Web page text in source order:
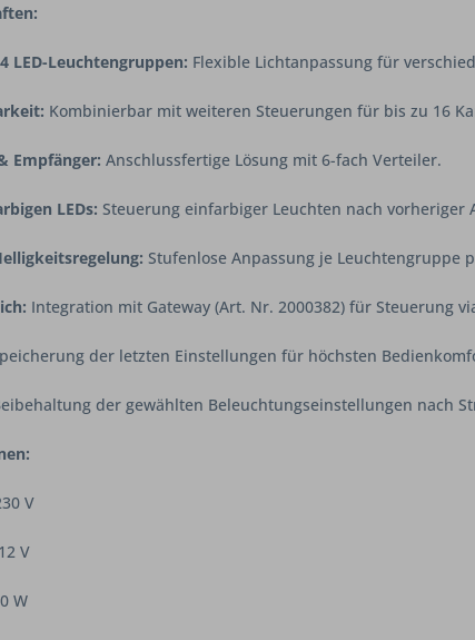
LED-Leuchtengruppen: Flexible Lichtanpassung für
Kombinierbar mit weiteren Steuerungen für bis zu 16
Empfänger: Anschlussfertige Lösung mit 6-fach Verteiler.
LEDs: Steuerung einfarbiger Leuchten nach vorheriger
Stufenlose Anpassung je Leuchtengruppe
Integration mit Gateway (Art. Nr. 2000382) für Steuerung
der letzten Einstellungen für höchsten
der gewählten Beleuchtungseinstellungen nach
V
V
W